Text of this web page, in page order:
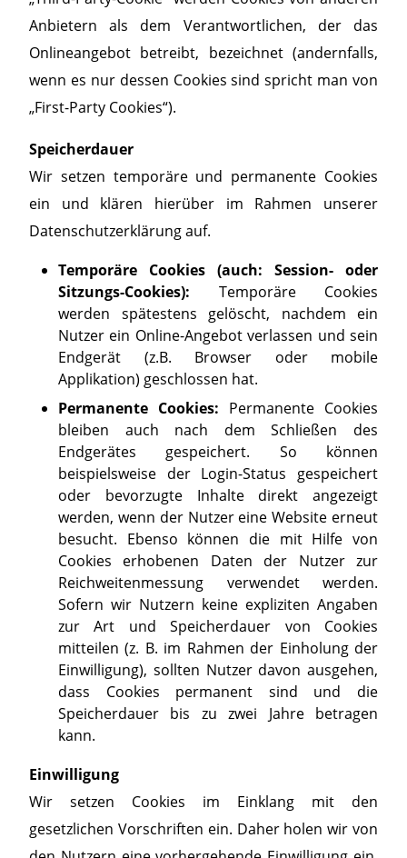
Anbietern als dem Verantwortlichen, der das
Onlineangebot betreibt, bezeichnet (andernfalls,
wenn es nur dessen Cookies sind spricht man von
„First-Party Cookies“).
Speicherdauer
Wir setzen temporäre und permanente Cookies
ein und klären hierüber im Rahmen unserer
Datenschutzerklärung auf.
Temporäre Cookies (auch: Session- oder
Sitzungs-Cookies): Temporäre Cookies
werden spätestens gelöscht, nachdem ein
Nutzer ein Online-Angebot verlassen und sein
Endgerät (z.B. Browser oder mobile
Applikation) geschlossen hat.
Permanente Cookies: Permanente Cookies
bleiben auch nach dem Schließen des
Endgerätes gespeichert. So können
beispielsweise der Login-Status gespeichert
oder bevorzugte Inhalte direkt angezeigt
werden, wenn der Nutzer eine Website erneut
besucht. Ebenso können die mit Hilfe von
Cookies erhobenen Daten der Nutzer zur
Reichweitenmessung verwendet werden.
Sofern wir Nutzern keine expliziten Angaben
zur Art und Speicherdauer von Cookies
mitteilen (z. B. im Rahmen der Einholung der
Einwilligung), sollten Nutzer davon ausgehen,
dass Cookies permanent sind und die
Speicherdauer bis zu zwei Jahre betragen
kann.
Einwilligung
Wir setzen Cookies im Einklang mit den
gesetzlichen Vorschriften ein. Daher holen wir von